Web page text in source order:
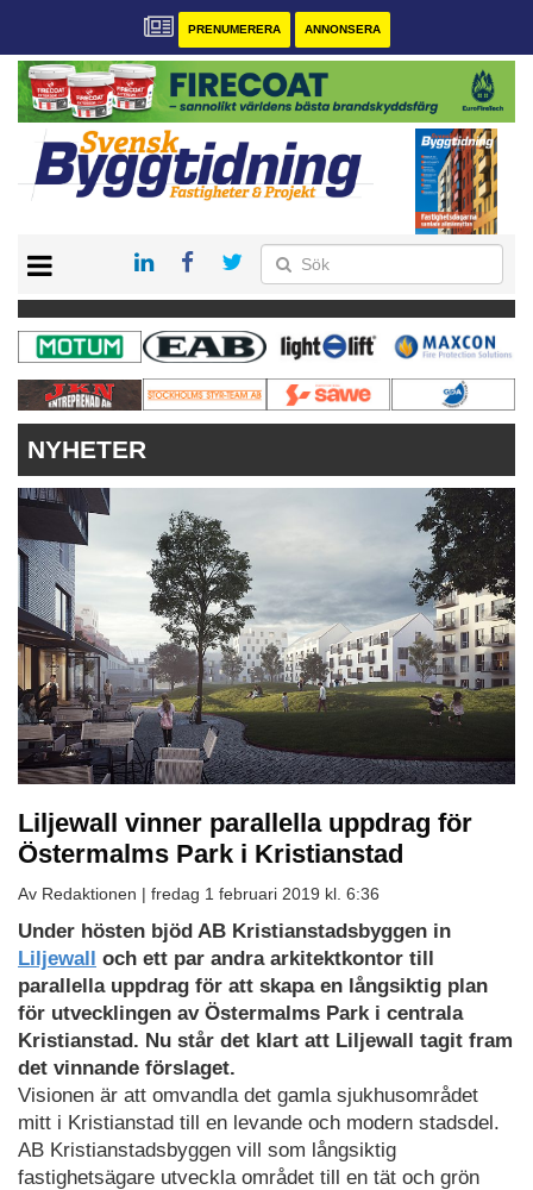
PRENUMERERA ANNONSERA
PRENUMERERA
VÅRA ANDRA MAGASIN
ANNONSERA
KONTAKT
NYHETER
Liljewall vinner parallella uppdrag för
Östermalms Park i Kristianstad
Av Redaktionen | fredag 1 februari 2019 kl. 6:36
Under hösten bjöd AB Kristianstadsbyggen in
Liljewall och ett par andra arkitektkontor till
parallella uppdrag för att skapa en långsiktig plan
för utvecklingen av Östermalms Park i centrala
Kristianstad. Nu står det klart att Liljewall tagit fram
det vinnande förslaget.
Visionen är att omvandla det gamla sjukhusområdet
mitt i Kristianstad till en levande och modern stadsdel.
AB Kristianstadsbyggen vill som långsiktig
fastighetsägare utveckla området till en tät och grön